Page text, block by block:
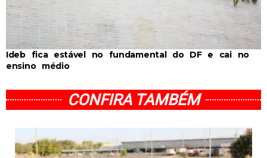
Ideb fica estável no fundamental do DF e cai no
ensino médio
CONFIRA TAMBÉM